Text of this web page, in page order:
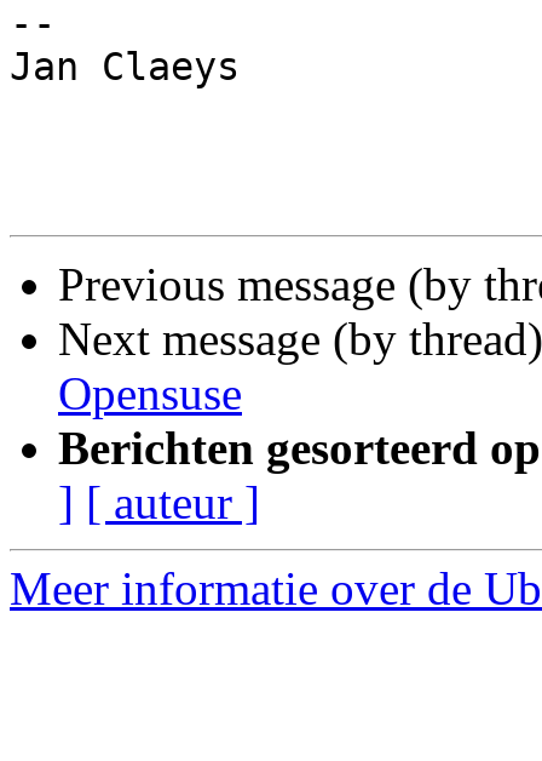
--
Jan Claeys
Previous message (by
Next message (by
Opensuse
Berichten gesorteerd
] [ auteur ]
Meer informatie over de